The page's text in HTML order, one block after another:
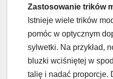
Zastosowanie trików
Istnieje wiele trików
pomóc w optycznym
sylwetki. Na przykład,
bluzki wciśniętej w
talię i nadać proporcje.